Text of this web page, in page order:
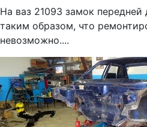
На ваз 21093 замок передней
таким образом, что
невозможно....